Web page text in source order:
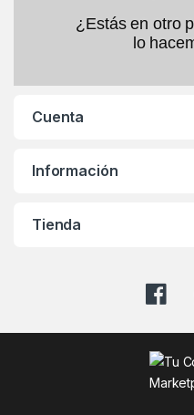
¿Estás en otro
lo
Cuenta
Información
Tienda